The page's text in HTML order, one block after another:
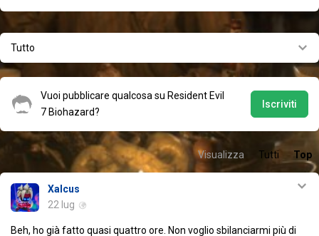
Tutto
Vuoi pubblicare qualcosa su Resident Evil
7 Biohazard?
Iscriviti
Visualizza Tutti Top
Xalcus
22 lug
Beh, ho già fatto quasi quattro ore. Non voglio sbilanciarmi più di